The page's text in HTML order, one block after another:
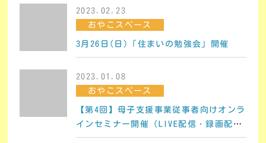
2023.02.23
おやこスペース
3月26日(日)「住まいの勉強会」開催
2023.01.08
おやこスペース
【第4回】母子支援事業従事者向けオンラ
インセミナー開催（LIVE配信・録画配
信）